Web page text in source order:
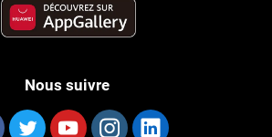
Nous suivre